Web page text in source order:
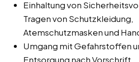
Einhaltung von
Tragen von Schutzkleidung,
Atemschutzmasken und
Umgang mit Gefahrstoffen
Entsorgung nach Vorschrift.